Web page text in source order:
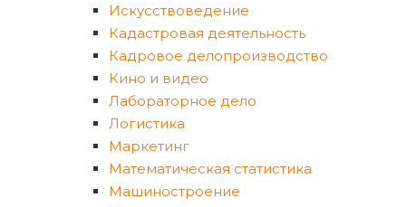
Искусствоведение
Кадастровая деятельность
Кадровое делопроизводство
Кино и видео
Лабораторное дело
Логистика
Маркетинг
Математическая статистика
Машиностроение